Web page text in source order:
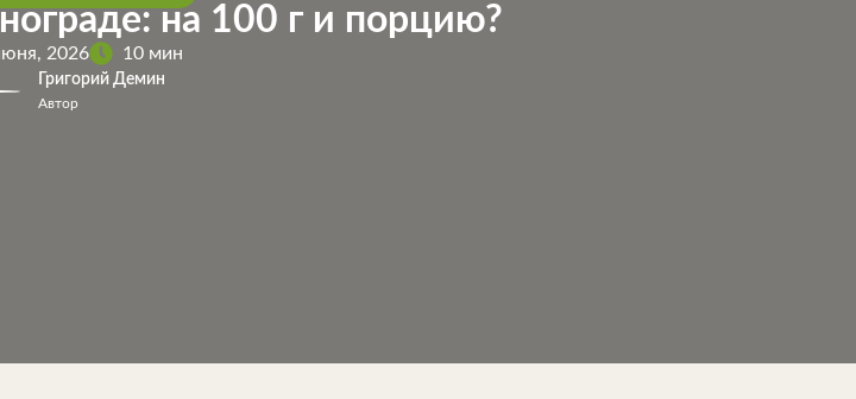
на 100 г и порцию?
2026 10 мин
Григорий Демин
Автор